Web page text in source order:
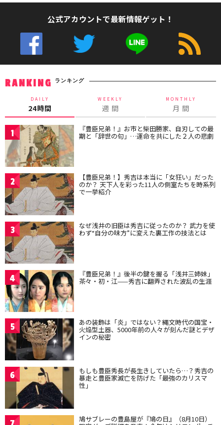
公式アカウントで最新情報ゲット！
RANKING ランキング
DAILY
24時間
WEEKLY
週 間
MONTHLY
月 間
1 『豊臣兄弟！』お市と柴田勝家、自刃しての最
期と「辞世の句」…運命を共にした２人の悲劇
2 【豊臣兄弟！】秀吉は本当に「女狂い」だった
のか？ 天下人を彩った11人の側室たちを時系列
で一挙紹介
3 なぜ浅井の旧臣は秀吉に従ったのか？ 武力を使
わず“自分の味方”に変えた裏工作の技法とは
4 『豊臣兄弟！』後半の鍵を握る「浅井三姉妹」
茶々・初・江——秀吉に翻弄された波乱の生涯
5 あの装飾は「炎」ではない？縄文時代の国宝・
火焔型土器、5000年前の人々が刻んだ謎とデザ
インの秘密
6 もしも豊臣秀長が長生きしていたら…？秀吉の
暴走と豊臣家滅亡を防げた「最強のカリスマ
性」
鳩サブレーの豊島屋が『鳩の日』（8月10日）